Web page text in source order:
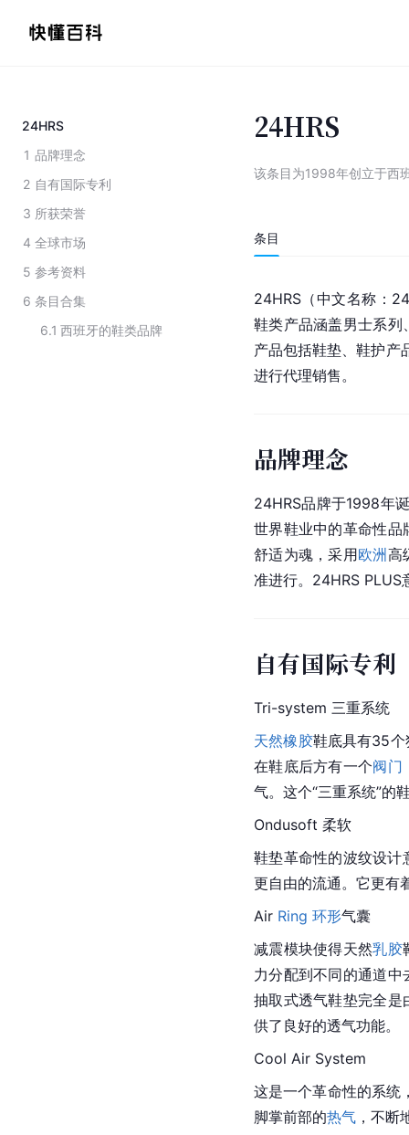
24HRS
1 品牌理念
2 自有国际专利
3 所获荣誉
4 全球市场
5 参考资料
6 条目合集
6.1 西班牙的鞋类品牌
24HRS
该条目为1998年创立于西
条目
24HRS（中文名称：
鞋类产品涵盖男士系列
产品包括鞋垫、鞋护产
进行代理销售。
品牌理念
24HRS品牌于1998年
世界鞋业中的革命性品
舒适为魂，采用欧洲高
准进行。24HRS PLUS
自有国际专利
Tri-system 三重系统
天然橡胶鞋底具有35个
在鞋底后方有一个阀门
气。这个“三重系统”的
Ondusoft 柔软
鞋垫革命性的波纹设计
更自由的流通。它更有
Air Ring 环形气囊
减震模块使得天然乳胶
力分配到不同的通道
抽取式透气鞋垫完全是
供了良好的透气功能。
Cool Air System
这是一个革命性的系统
脚掌前部的热气 ，不断